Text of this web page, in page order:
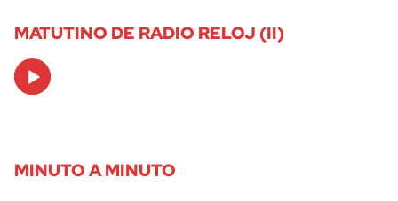
MATUTINO DE RADIO RELOJ (II)
Audio
Player
MINUTO A MINUTO